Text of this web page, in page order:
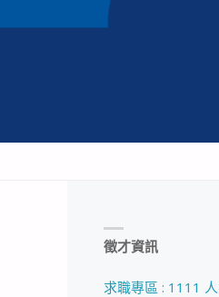
徵才資訊
求職專區 : 1111